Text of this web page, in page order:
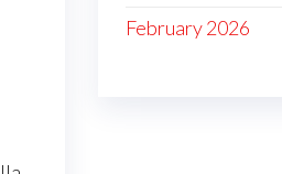
February 2026